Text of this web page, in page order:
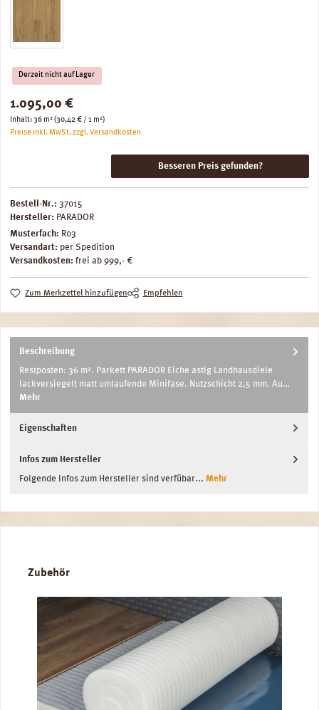
Derzeit nicht auf Lager
Regulärer Preis:
1.095,00 €
Inhalt:36 m²(30,42 € / 1 m²)
Preise inkl. MwSt. zzgl. Versandkosten
Besseren Preis gefunden?
Bestell-Nr.: 37015
Hersteller: PARADOR
Musterfach: R03
Versandart: per Spedition
Versandkosten: frei ab 999,- €
Zum Merkzettel hinzufügen Empfehlen
Beschreibung
Restposten: 36 m². Parkett PARADOR Eiche astig Landhausdiele
lackversiegelt matt umlaufende Minifase. Nutzschicht 2,5 mm. Au…
Mehr
Eigenschaften
Infos zum Hersteller
Folgende Infos zum Hersteller sind verfübar... Mehr
Produktgalerie überspringen
Zubehör